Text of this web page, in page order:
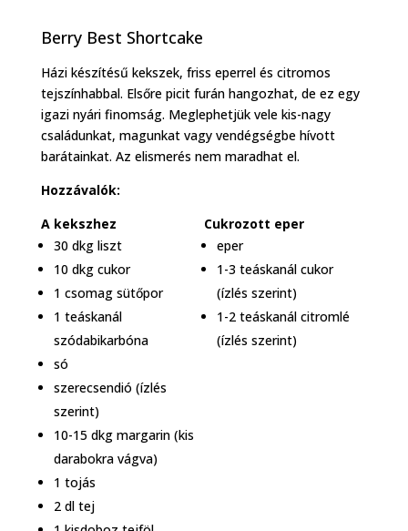
Berry Best Shortcake
Házi készítésű kekszek, friss eperrel és citromos
tejszínhabbal. Elsőre picit furán hangozhat, de ez egy
igazi nyári finomság. Meglephetjük vele kis-nagy
családunkat, magunkat vagy vendégségbe hívott
barátainkat. Az elismerés nem maradhat el.
Hozzávalók:
A kekszhez
Cukrozott eper
30 dkg liszt
10 dkg cukor
1 csomag sütőpor
1 teáskanál
szódabikarbóna
só
szerecsendió (ízlés
szerint)
10-15 dkg margarin (kis
darabokra vágva)
1 tojás
2 dl tej
eper
1-3 teáskanál cukor
(ízlés szerint)
1-2 teáskanál citromlé
(ízlés szerint)